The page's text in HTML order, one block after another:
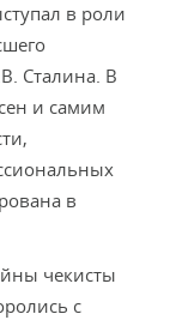
в роли
Сталина. В
и самим
в
чекисты
с